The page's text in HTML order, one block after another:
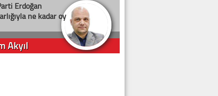
Erdoğan
ne kadar oy
Akyıl